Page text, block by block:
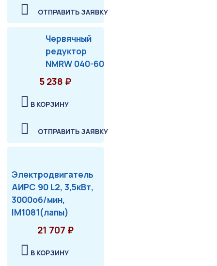
ОТПРАВИТЬ ЗАЯВКУ
Червячный
редуктор
NMRW 040-60
5 238 ₽
В КОРЗИНУ
ОТПРАВИТЬ ЗАЯВКУ
Электродвигатель
АИРС 90 L2, 3,5кВт,
3000об/мин,
IM1081(лапы)
21 707 ₽
В КОРЗИНУ